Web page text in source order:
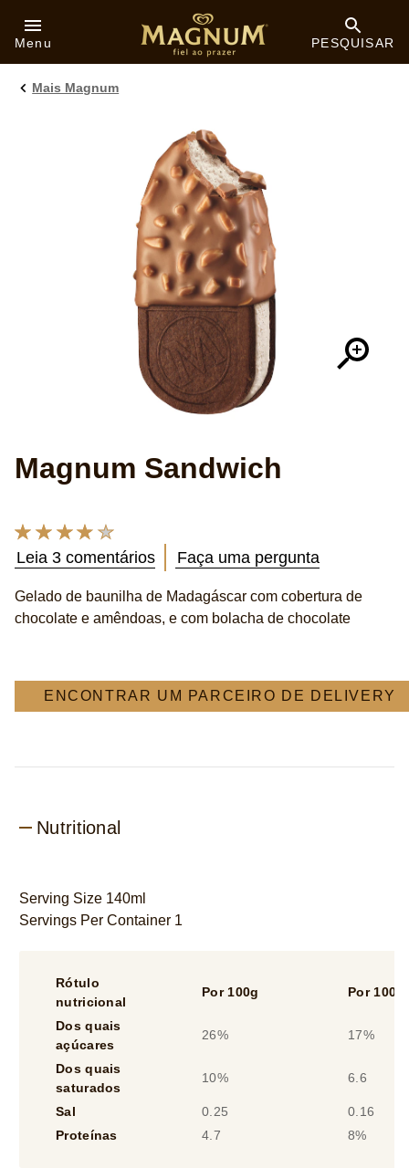
Skip to:
Menu PESQUISAR
Mais Magnum
Magnum Sandwich
A
média
Magnum
Sandwich
de
Leia 3 comentários Faça uma pergunta
Gelado de baunilha de Madagáscar com cobertura de
chocolate e amêndoas, e com bolacha de chocolate
ENCONTRAR UM PARCEIRO DE DELIVERY
Nutritional
Serving Size 140ml
Servings Per Container 1
Rótulo
nutricional
Por 100g Por
Dos quais
açúcares
26% 17%
Dos quais
saturados
10% 6.6
Sal 0.25
0.16
Proteínas
4.7 8%